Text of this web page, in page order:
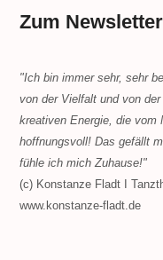
Zum Newsletter
"Ich bin immer sehr, sehr
von der Vielfalt und von
kreativen Energie, die vom
hoffnungsvoll! Das gefällt
fühle ich mich Zuhause!"
(c) Konstanze Fladt I
www.konstanze-fladt.de